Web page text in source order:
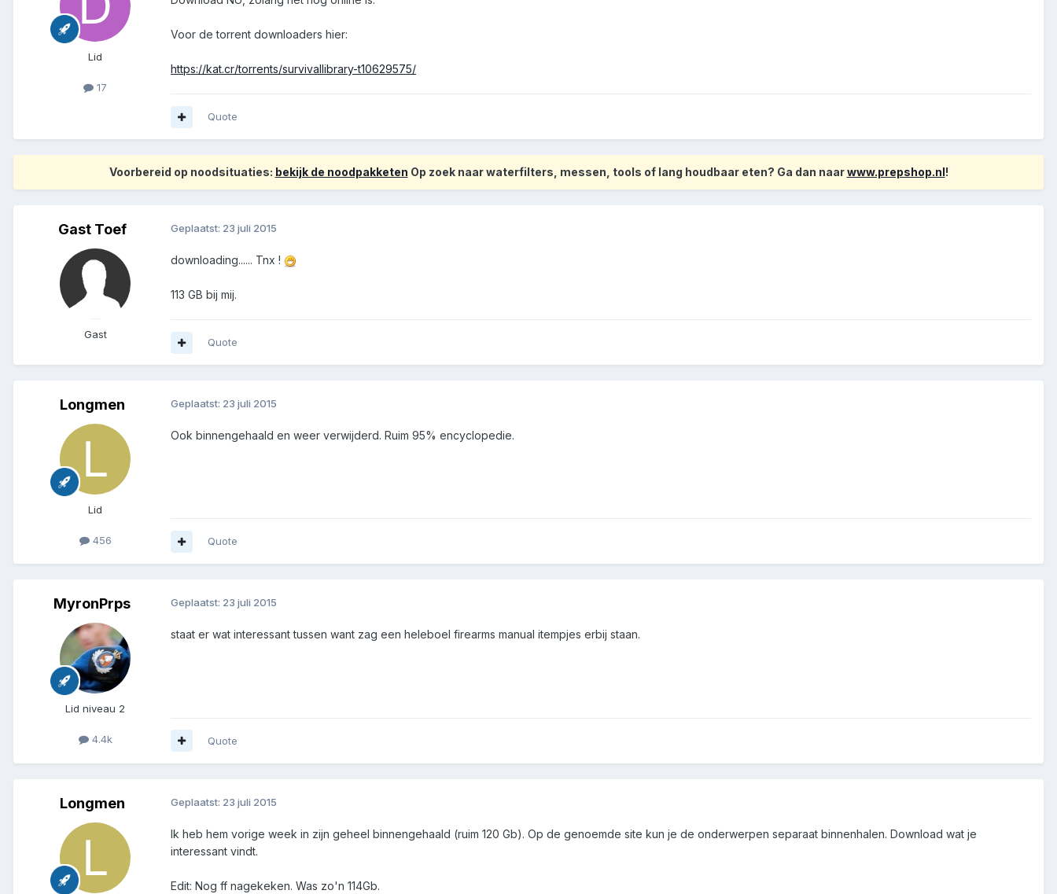
Lid
17
Voor de torrent downloaders hier:
https://kat.cr/torrents/survivallibrary-t10629575/
Quote
Voorbereid op noodsituaties: bekijk de noodpakketen Op zoek naar waterfilters, messen, tools of lang houdbaar eten? Ga dan naarwww.prepshop.nl!
Gast Toef
Gast
Geplaatst: 23 juli 2015
downloading...... Tnx !
113 GB bij mij.
Quote
Longmen
Lid
456
Geplaatst: 23 juli 2015
Ook binnengehaald en weer verwijderd. Ruim 95% encyclopedie.
Quote
MyronPrps
Lid niveau 2
4.4k
Geplaatst: 23 juli 2015
staat er wat interessant tussen want zag een heleboel firearms manual itempjes erbij staan.
Quote
Longmen Geplaatst: 23 juli 2015
Ik heb hem vorige week in zijn geheel binnengehaald (ruim 120 Gb). Op de genoemde site kun je de onderwerpen separaat binnenhalen. Download wat je
interessant vindt.
Edit: Nog ff nagekeken. Was zo'n 114Gb.